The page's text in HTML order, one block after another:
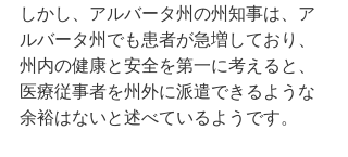
しかし、アルバータ州の州知事は、ア
ルバータ州でも患者が急増しており、
州内の健康と安全を第一に考えると、
医療従事者を州外に派遣できるような
余裕はないと述べているようです。